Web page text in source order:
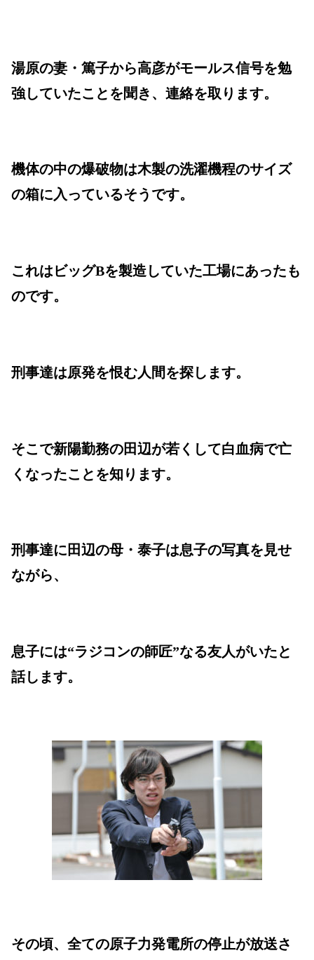
湯原の妻・篤子から高彦がモールス信号を勉
強していたことを聞き、連絡を取ります。
機体の中の爆破物は木製の洗濯機程のサイズ
の箱に入っているそうです。
これはビッグBを製造していた工場にあったも
のです。
刑事達は原発を恨む人間を探します。
そこで新陽勤務の田辺が若くして白血病で亡
くなったことを知ります。
刑事達に田辺の母・泰子は息子の写真を見せ
ながら、
息子には“ラジコンの師匠”なる友人がいたと
話します。
その頃、全ての原子力発電所の停止が放送さ